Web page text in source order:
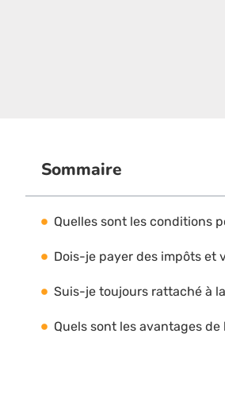
Sommaire
Quelles sont les conditions
Dois-je payer des impôts et
Suis-je toujours rattaché à
Quels sont les avantages